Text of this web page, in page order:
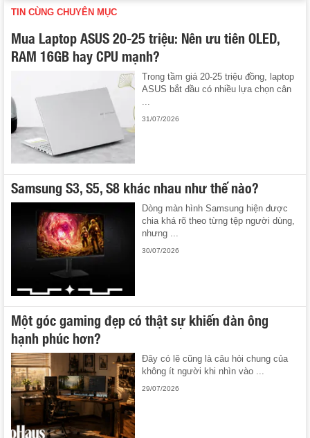
TIN CÙNG CHUYÊN MỤC
Mua Laptop ASUS 20-25 triệu: Nên ưu tiên OLED,
RAM 16GB hay CPU mạnh?
Trong tầm giá 20-25 triệu đồng, laptop
ASUS bắt đầu có nhiều lựa chọn cân
31/07/2026
Samsung S3, S5, S8 khác nhau như thế nào?
Dòng màn hình Samsung hiện được
chia khá rõ theo từng tệp người dùng,
nhưng ...
30/07/2026
Một góc gaming đẹp có thật sự khiến đàn ông
hạnh phúc hơn?
Đây có lẽ cũng là câu hỏi chung của
không ít người khi nhìn vào ...
29/07/2026